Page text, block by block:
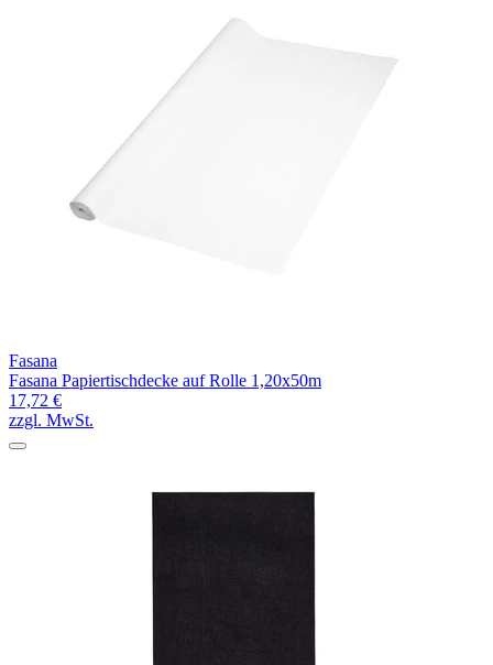
Fasana
Fasana Papiertischdecke auf Rolle 1,20x50m
17,72 €
zzgl. MwSt.